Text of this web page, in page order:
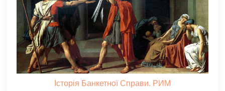
Історія Банкетної Справи. РИМ